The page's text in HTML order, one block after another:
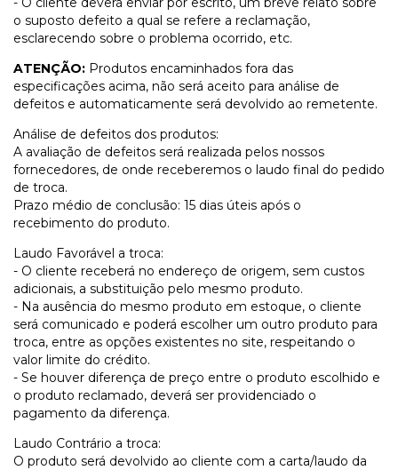
o suposto defeito a qual se refere a reclamação,
esclarecendo sobre o problema ocorrido, etc.
ATENÇÃO: Produtos encaminhados fora das
especificações acima, não será aceito para análise de
defeitos e automaticamente será devolvido ao remetente.
Análise de defeitos dos produtos:
A avaliação de defeitos será realizada pelos nossos
fornecedores, de onde receberemos o laudo final do pedido
de troca.
Prazo médio de conclusão: 15 dias úteis após o
recebimento do produto.
Laudo Favorável a troca:
- O cliente receberá no endereço de origem, sem custos
adicionais, a substituição pelo mesmo produto.
- Na ausência do mesmo produto em estoque, o cliente
será comunicado e poderá escolher um outro produto para
troca, entre as opções existentes no site, respeitando o
valor limite do crédito.
- Se houver diferença de preço entre o produto escolhido e
o produto reclamado, deverá ser providenciado o
pagamento da diferença.
Laudo Contrário a troca:
O produto será devolvido ao cliente com a carta/laudo da